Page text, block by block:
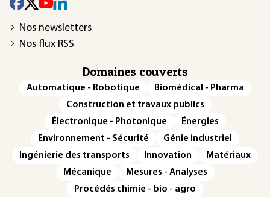
Nos newsletters
Nos flux RSS
Domaines couverts
Automatique - Robotique
Biomédical - Pharma
Construction et travaux publics
Électronique - Photonique
Énergies
Environnement - Sécurité
Génie industriel
Ingénierie des transports
Innovation
Matériaux
Mécanique
Mesures - Analyses
Procédés chimie - bio - agro